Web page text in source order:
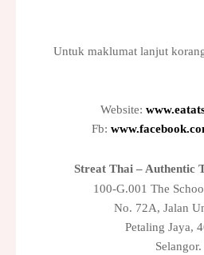
Untuk maklumat lanjut
Website:
Fb:
Streat Thai – Authentic
100-G.001 The
No. 72A, Jalan
Petaling Jaya,
Selangor.